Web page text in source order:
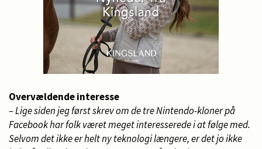
Overvældende interesse
– Lige siden jeg først skrev om de tre Nintendo-kloner på
Facebook har folk været meget interesserede i at følge med.
Selvom det ikke er helt ny teknologi længere, er det jo ikke